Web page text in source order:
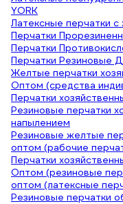
YORK
Латексные перчатки
Перчатки
Перчатки
Перчатки Резиновые
Желтые перчатки
Оптом (средства
Перчатки
Резиновые перчатки
напылением
Резиновые желтые
оптом (рабочие
Перчатки
Оптом (резиновые
оптом (латексные
Резиновые перчатки